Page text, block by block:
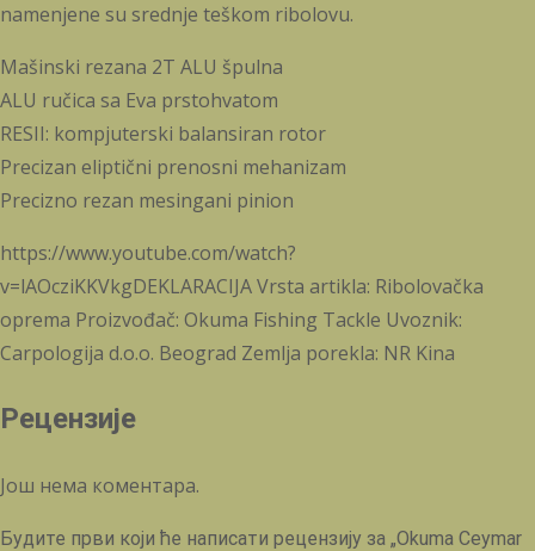
namenjene su srednje teškom ribolovu.
Mašinski rezana 2T ALU špulna
ALU ručica sa Eva prstohvatom
RESII: kompjuterski balansiran rotor
Precizan eliptični prenosni mehanizam
Precizno rezan mesingani pinion
https://www.youtube.com/watch?
v=lAOcziKKVkgDEKLARACIJA Vrsta artikla: Ribolovačka
oprema Proizvođač: Okuma Fishing Tackle Uvoznik:
Carpologija d.o.o. Beograd Zemlja porekla: NR Kina
Рецензије
Још нема коментара.
Будите први који ће написати рецензију за „Okuma Ceymar